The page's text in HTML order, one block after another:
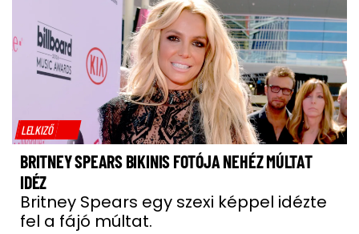
LELKIZŐ
BRITNEY SPEARS BIKINIS FOTÓJA NEHÉZ MÚLTAT
IDÉZ
Britney Spears egy szexi képpel idézte
fel a fájó múltat.